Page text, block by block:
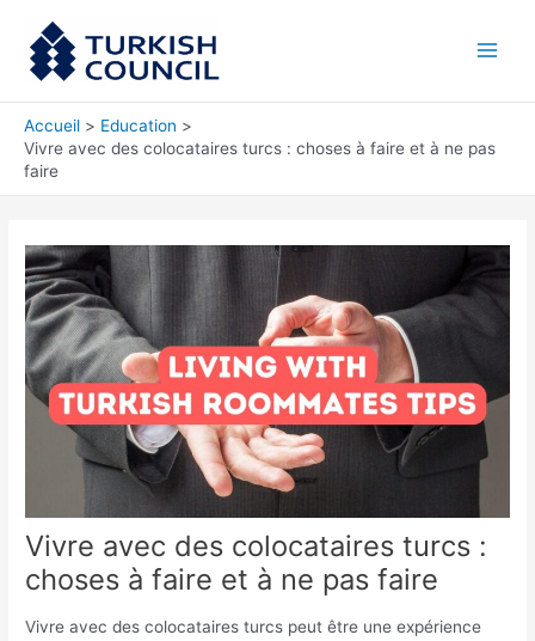
contenu
Accueil
Education
Vivre avec des colocataires turcs : choses à faire et à ne pas
faire
Vivre avec des colocataires turcs :
choses à faire et à ne pas faire
Vivre avec des colocataires turcs peut être une expérience